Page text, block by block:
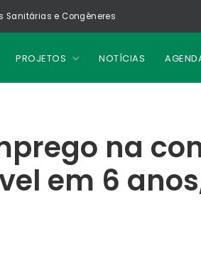
Sanitárias e Congêneres
PROJETOS NOTÍCIAS
na
em 6